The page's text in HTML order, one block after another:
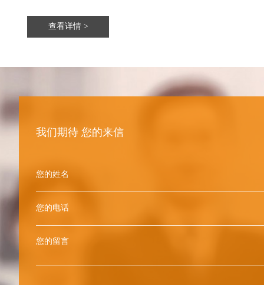
查看详情 >
我们期待 您的来信
您的姓名
您的电话
您的留言